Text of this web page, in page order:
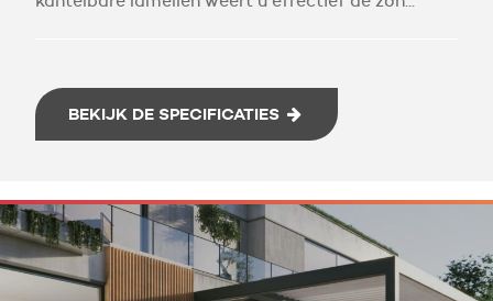
BEKIJK DE SPECIFICATIES